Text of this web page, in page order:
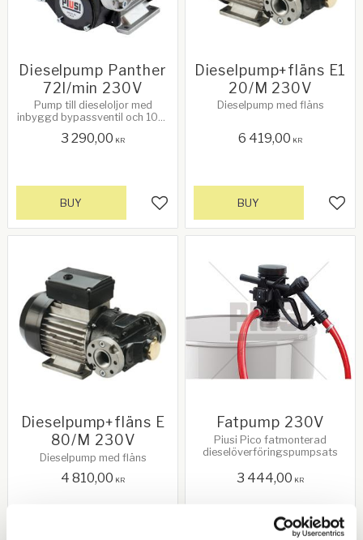
Dieselpump Panther
72l/min 230V
Pump till dieseloljor med
inbyggd bypassventil och 100-
3 290,00 KR
Add to favorites
BUY
Dieselpump+fläns E1
20/M 230V
Dieselpump med fläns
6 419,00 KR
BUY
Dieselpump+fläns E
80/M 230V
Dieselpump med fläns
4 810,00 KR
Fatpump 230V
Piusi Pico fatmonterad
dieselöverföringspumpsats
3 444,00 KR